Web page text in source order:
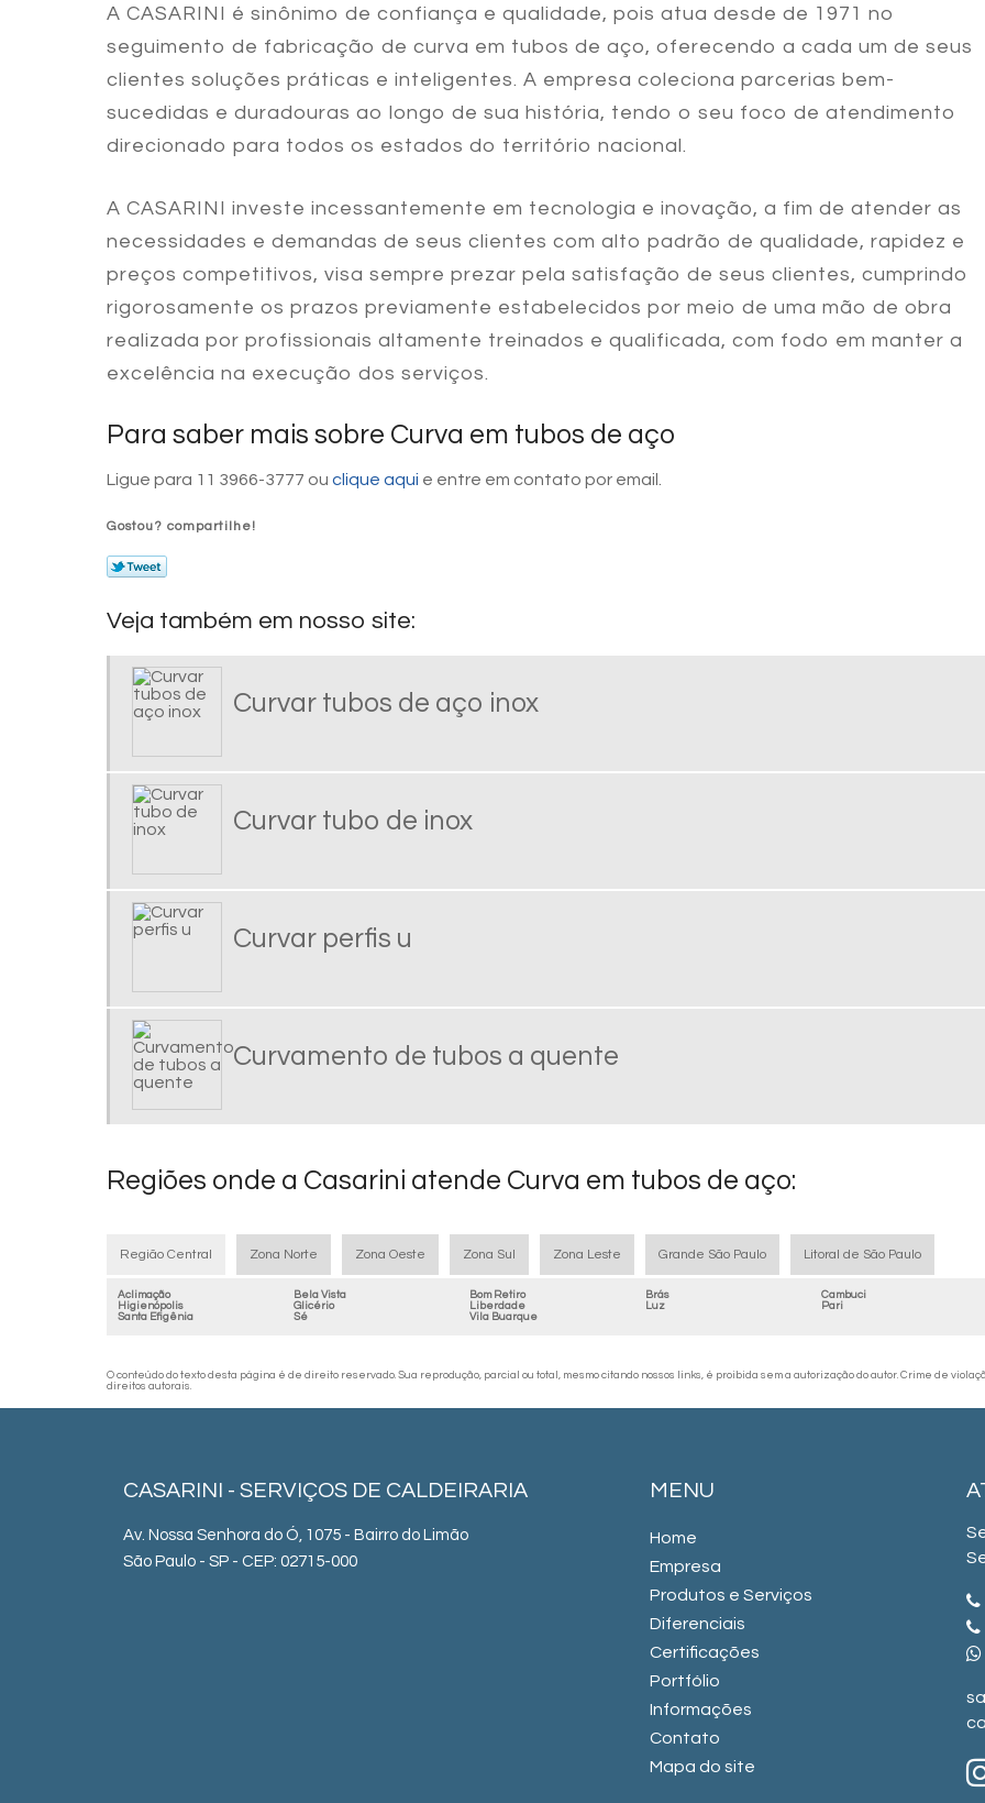
A CASARINI é sinônimo de confiança e qualidade, pois atua desde de 1971 no
seguimento de fabricação de curva em tubos de aço, oferecendo a cada um de seus
clientes soluções práticas e inteligentes. A empresa coleciona parcerias bem-
sucedidas e duradouras ao longo de sua história, tendo o seu foco de atendimento
direcionado para todos os estados do território nacional.
A CASARINI investe incessantemente em tecnologia e inovação, a fim de atender as
necessidades e demandas de seus clientes com alto padrão de qualidade, rapidez e
preços competitivos, visa sempre prezar pela satisfação de seus clientes, cumprindo
rigorosamente os prazos previamente estabelecidos por meio de uma mão de obra
realizada por profissionais altamente treinados e qualificada, com fodo em manter a
excelência na execução dos serviços.
Para saber mais sobre Curva em tubos de aço
Ligue para 11 3966-3777 ou clique aqui e entre em contato por email.
Gostou? compartilhe!
Veja também em nosso site:
Curvar tubos de aço inox
Curvar tubo de inox
Curvar perfis u
Curvamento de tubos a quente
Regiões onde a Casarini atende Curva em tubos de aço:
Região Central Zona Norte Zona Oeste Zona Sul Zona Leste Grande São Paulo Litoral de São Paulo
Aclimação Bela Vista Bom Retiro Brás Cambuci
Higienópolis
Glicério Liberdade Luz Pari
Santa Efigênia
Sé Vila Buarque
O conteúdo do texto desta página é de direito reservado. Sua reprodução, parcial ou total, mesmo citando nossos links, é proibida sem a autorização do autor. Crime de
direitos autorais.
CASARINI - SERVIÇOS DE CALDEIRARIA
Av. Nossa Senhora do Ó, 1075 - Bairro do Limão
São Paulo - SP - CEP: 02715-000
MENU
Home
Empresa
Produtos e Serviços
Diferenciais
Certificações
Portfólio
Informações
Contato
Mapa do site